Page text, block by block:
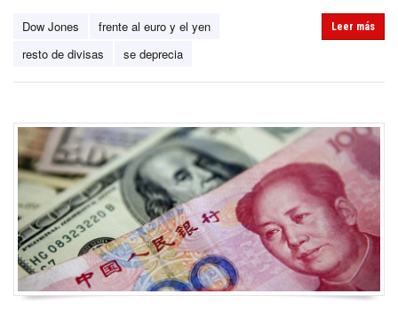
Dow Jones
frente al euro y el yen
resto de divisas
se deprecia
Leer más